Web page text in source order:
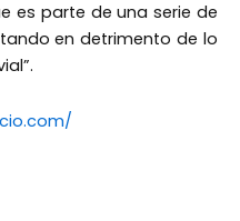
es parte de una serie de
en detrimento de lo